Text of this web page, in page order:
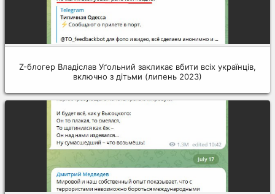
Z-блогер Владіслав Уґольний закликає вбити всіх українців,
включно з дітьми (липень 2023)